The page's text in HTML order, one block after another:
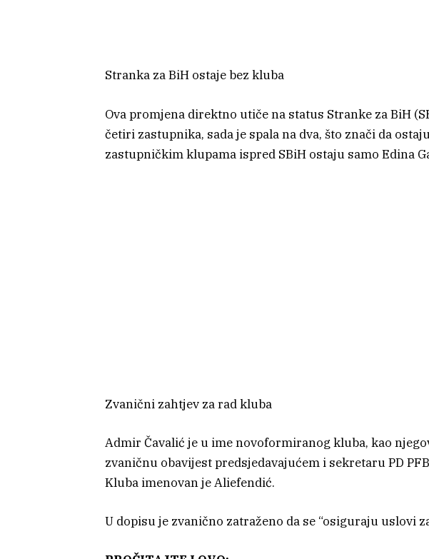
Stranka za BiH ostaje bez kluba
Ova promjena direktno utiče na status Stranke za BiH
četiri zastupnika, sada je spala na dva, što znači da
zastupničkim klupama ispred SBiH ostaju samo Edina
Zvanični zahtjev za rad kluba
Admir Čavalić je u ime novoformiranog kluba, kao
zvaničnu obavijest predsjedavajućem i sekretaru PD
Kluba imenovan je Aliefendić.
U dopisu je zvanično zatraženo da se “osiguraju uslovi